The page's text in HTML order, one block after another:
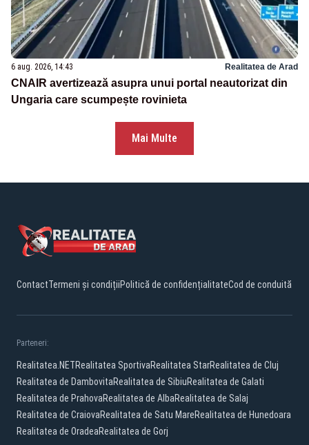
6 aug. 2026, 14:43 Realitatea de Arad
CNAIR avertizează asupra unui portal neautorizat din
Ungaria care scumpește rovinieta
Mai Multe
ContactTermeni și condițiiPolitică de confidențialitateCod de conduită
Parteneri:
Realitatea.NETRealitatea SportivaRealitatea StarRealitatea de Cluj
Realitatea de DambovitaRealitatea de SibiuRealitatea de Galati
Realitatea de PrahovaRealitatea de AlbaRealitatea de Salaj
Realitatea de CraiovaRealitatea de Satu MareRealitatea de Hunedoara
Realitatea de OradeaRealitatea de Gorj